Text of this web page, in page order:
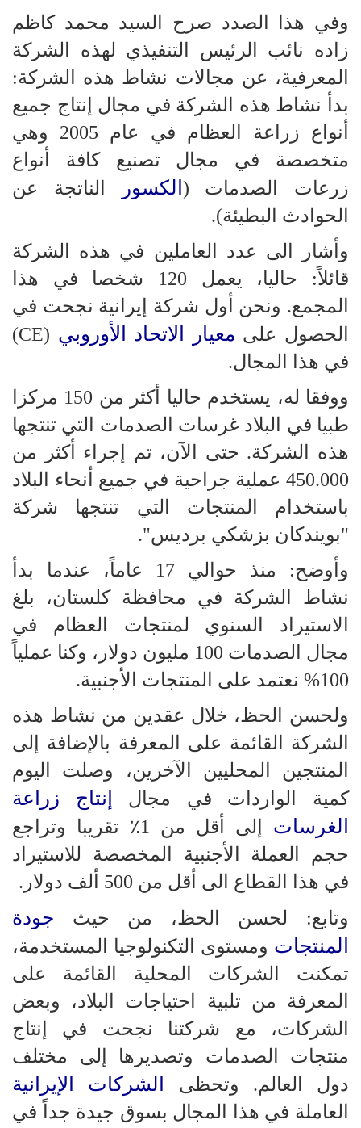
وفي هذا الصدد صرح السيد محمد كاظم
زاده نائب الرئيس التنفيذي لهذه الشركة
المعرفية، عن مجالات نشاط هذه الشركة:
بدأ نشاط هذه الشركة في مجال إنتاج جميع
أنواع زراعة العظام في عام 2005 وهي
متخصصة في مجال تصنيع كافة أنواع
زرعات الصدمات ( الكسور
الناتجة عن
الحوادث البطيئة).
وأشار الى عدد العاملين في هذه الشركة
قائلاً: حاليا، يعمل 120 شخصا في هذا
المجمع. ونحن أول شركة إيرانية نجحت في
الحصول على معيار الاتحاد الأوروبي
(CE)
في هذا المجال.
ووفقا له، يستخدم حاليا أكثر من 150 مركزا
طبيا في البلاد غرسات الصدمات التي تنتجها
هذه الشركة. حتى الآن، تم إجراء أكثر من
450.000 عملية جراحية في جميع أنحاء البلاد
باستخدام المنتجات التي تنتجها شركة
"بويندكان بزشكي برديس".
وأوضح: منذ حوالي 17 عاماً، عندما بدأ
نشاط الشركة في محافظة كلستان، بلغ
الاستيراد السنوي لمنتجات العظام في
مجال الصدمات 100 مليون دولار، وكنا عملياً
100% نعتمد على المنتجات الأجنبية.
ولحسن الحظ، خلال عقدين من نشاط هذه
الشركة القائمة على المعرفة بالإضافة إلى
المنتجين المحليين الآخرين، وصلت اليوم
كمية الواردات في مجال
إنتاج زراعة
الغرسات
إلى أقل من 1٪ تقريبا وتراجع
حجم العملة الأجنبية المخصصة للاستيراد
في هذا القطاع الى أقل من 500 ألف دولار.
وتابع: لحسن الحظ، من حيث جودة
المنتجات ومستوى التكنولوجيا المستخدمة،
تمكنت الشركات المحلية القائمة على
المعرفة من تلبية احتياجات البلاد، وبعض
الشركات، مع شركتنا نجحت في إنتاج
منتجات الصدمات وتصديرها إلى مختلف
دول العالم. وتحظى
الشركات الإيرانية
العاملة في هذا المجال بسوق جيدة جداً في